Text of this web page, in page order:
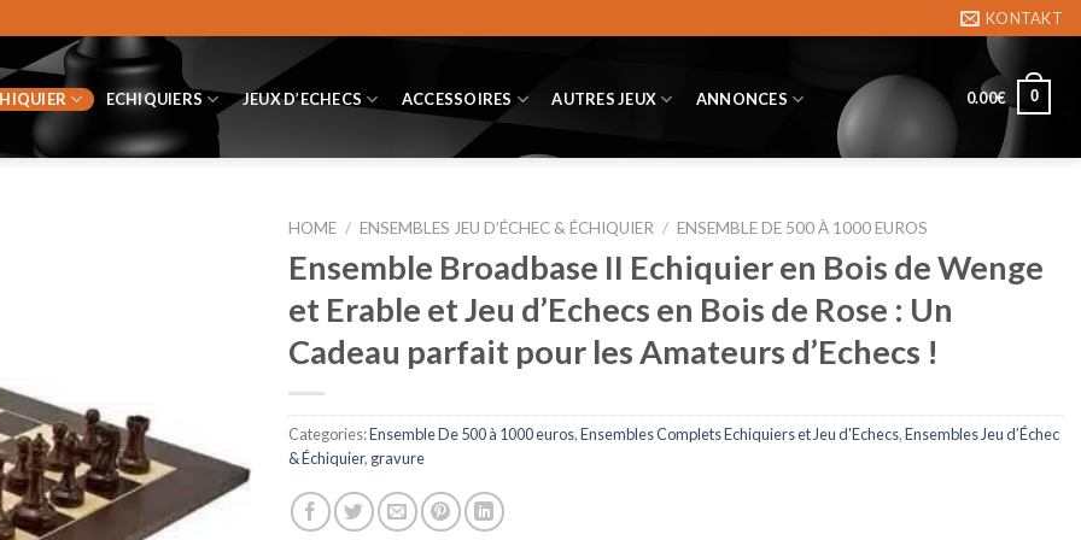
KONTAKT
ECHIQUIERS JEUX D’ECHECS ACCESSOIRES AUTRES JEUX ANNONCES 0.00€ 0
HOME / ENSEMBLES JEU D’ÉCHEC & ÉCHIQUIER / ENSEMBLE DE 500 À 1000 EUROS
Ensemble Broadbase II Echiquier en Bois de Wenge
et Erable et Jeu d’Echecs en Bois de Rose : Un
Cadeau parfait pour les Amateurs d’Echecs !
Categories:Ensemble De 500 à 1000 euros,Ensembles Complets Echiquiers et Jeu d'Echecs,Ensembles Jeu d’Échec
& Échiquier, gravure